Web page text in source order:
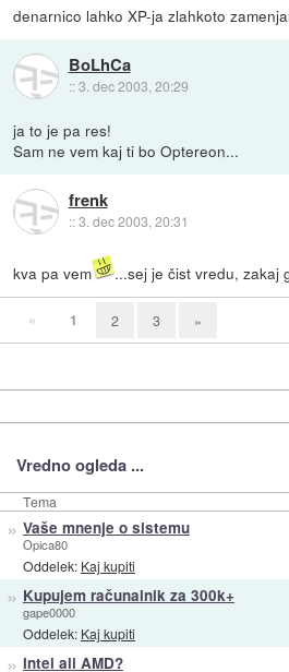
denarnico lahko XP-ja zlahkoto
BoLhCa
::3. dec 2003, 20:29
ja to je pa res!
Sam ne vem kaj ti bo Optereon...
frenk
::3. dec 2003, 20:31
kva pa vem ...sej je čist vredu, zakaj
« 1 2 3 »
Vredno ogleda ...
Tema
» Vaše mnenje o sistemu
Opica80
Oddelek: Kaj kupiti
» Kupujem računalnik za 300k+
gape0000
Oddelek: Kaj kupiti
» Intel ali AMD?